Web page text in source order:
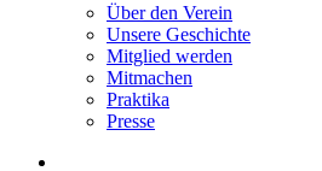
Über den Verein
Unsere Geschichte
Mitglied werden
Mitmachen
Praktika
Presse